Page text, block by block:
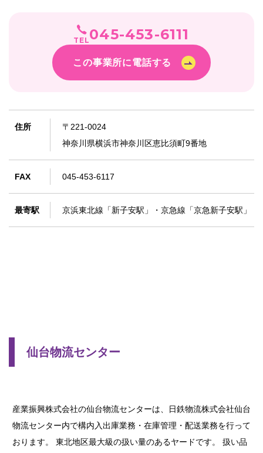
TEL045-453-6111
この事業所に電話する
住所
〒221-0024
神奈川県横浜市神奈川区恵比須町9番地
FAX 045-453-6117
最寄駅 京浜東北線「新子安駅」・京急線「京急新子安駅」
仙台物流センター
産業振興株式会社の仙台物流センターは、日鉄物流株式会社仙台
物流センター内で構内入出庫業務・在庫管理・配送業務を行って
おります。 東北地区最大級の扱い量のあるヤードです。 扱い品